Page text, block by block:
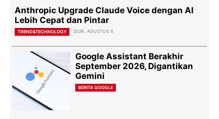
Anthropic Upgrade Claude Voice dengan AI
Lebih Cepat dan Pintar
TREND&TECHNOLOGY 2026, AGUSTUS 6
Google Assistant Berakhir
September 2026, Digantikan
Gemini
BERITA GOOGLE